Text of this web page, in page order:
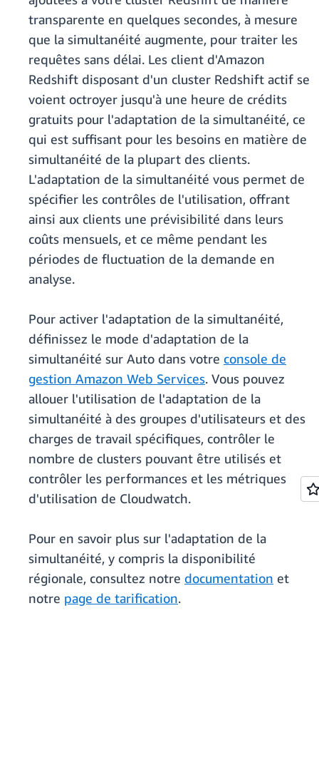
transparente en quelques secondes, à mesure
que la simultanéité augmente, pour traiter les
requêtes sans délai. Les client d'Amazon
Redshift disposant d'un cluster Redshift actif se
voient octroyer jusqu'à une heure de crédits
gratuits pour l'adaptation de la simultanéité, ce
qui est suffisant pour les besoins en matière de
simultanéité de la plupart des clients.
L'adaptation de la simultanéité vous permet de
spécifier les contrôles de l'utilisation, offrant
ainsi aux clients une prévisibilité dans leurs
coûts mensuels, et ce même pendant les
périodes de fluctuation de la demande en
analyse.
Pour activer l'adaptation de la simultanéité,
définissez le mode d'adaptation de la
simultanéité sur Auto dans votre console de
gestion Amazon Web Services. Vous pouvez
allouer l'utilisation de l'adaptation de la
simultanéité à des groupes d'utilisateurs et des
charges de travail spécifiques, contrôler le
nombre de clusters pouvant être utilisés et
contrôler les performances et les métriques
d'utilisation de Cloudwatch.
Pour en savoir plus sur l'adaptation de la
simultanéité, y compris la disponibilité
régionale, consultez notre documentation et
notre page de tarification.